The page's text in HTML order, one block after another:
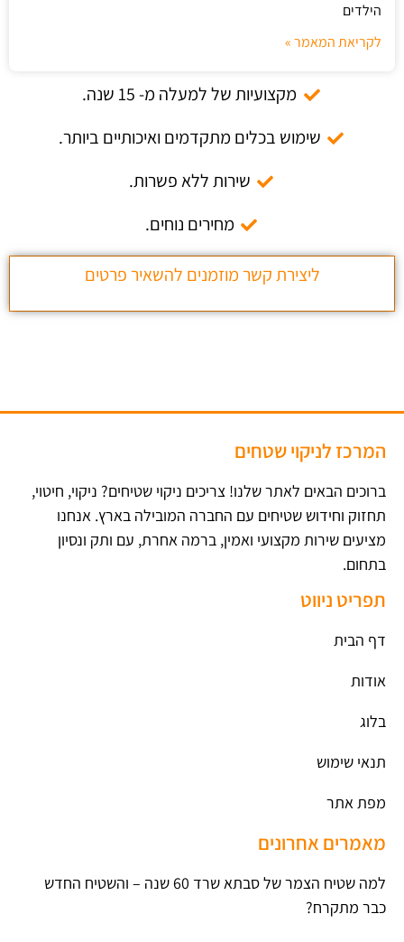
הילדים
לקריאת המאמר »
מקצועיות של למעלה מ- 15 שנה.
שימוש בכלים מתקדמים ואיכותיים ביותר.
שירות ללא פשרות.
מחירים נוחים.
ליצירת קשר מוזמנים להשאיר פרטים
המרכז לניקוי שטחים
ברוכים הבאים לאתר שלנו! צריכים ניקוי שטיחים? ניקוי, חיטוי,
תחזוק וחידוש שטיחים עם החברה המובילה בארץ​. אנחנו
מציעים שירות מקצועי ואמין, ברמה אחרת, עם ותק ונסיון
בתחום.
תפריט ניווט
דף הבית
אודות
בלוג
תנאי שימוש
מפת אתר
מאמרים אחרונים
למה שטיח הצמר של סבתא שרד 60 שנה – והשטיח החדש
כבר מתקרח?